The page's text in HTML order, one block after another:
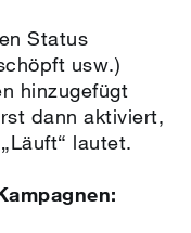
Status
usw.)
hinzugefügt
dann aktiviert,
lautet.